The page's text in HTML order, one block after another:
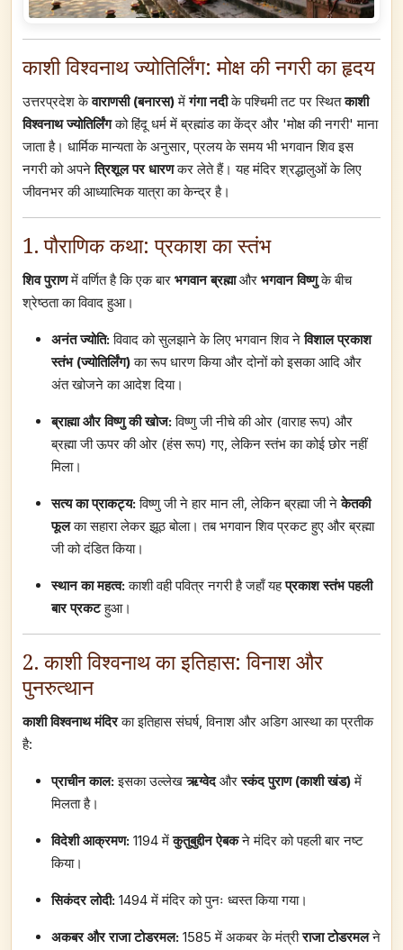
काशी विश्वनाथ ज्योतिर्लिंग: मोक्ष की नगरी का हृदय
उत्तरप्रदेश केवाराणसी (बनारस)मेंगंगा नदीके पश्चिमी तट पर स्थितकाशी
विश्वनाथ ज्योतिर्लिंगको हिंदू धर्म में ब्रह्मांड का केंद्र और 'मोक्ष की नगरी' माना
जाता है। धार्मिक मान्यता के अनुसार, प्रलय के समय भी भगवान शिव इस
नगरी को अपनेत्रिशूल पर धारणकर लेते हैं। यह मंदिर श्रद्धालुओं के लिए
जीवनभर की आध्यात्मिक यात्रा का केन्द्र है।
1. पौराणिक कथा: प्रकाश का स्तंभ
शिव पुराणमें वर्णित है कि एक बार भगवान ब्रह्माऔर भगवान विष्णुके बीच
श्रेष्ठता का विवाद हुआ।
अनंत ज्योति:विवाद को सुलझाने के लिए भगवान शिव नेविशाल प्रकाश
स्तंभ (ज्योतिर्लिंग)का रूप धारण किया और दोनों को इसका आदि और
अंत खोजने का आदेश दिया।
ब्राह्मा और विष्णु की खोज:विष्णु जी नीचे की ओर (वाराह रूप) और
ब्रह्मा जी ऊपर की ओर (हंस रूप) गए, लेकिन स्तंभ का कोई छोर नहीं
मिला।
सत्य का प्राकट्य:विष्णु जी ने हार मान ली, लेकिन ब्रह्मा जी नेकेतकी
फूलका सहारा लेकर झूठ बोला। तब भगवान शिव प्रकट हुए और ब्रह्मा
जी को दंडित किया।
स्थान का महत्व:काशी वही पवित्र नगरी है जहाँ यहप्रकाश स्तंभ पहली
बार प्रकटहुआ।
2. काशी विश्वनाथ का इतिहास: विनाश और
पुनरुत्थान
काशी विश्वनाथ मंदिरका इतिहास संघर्ष, विनाश और अडिग आस्था का प्रतीक
है:
प्राचीन काल:इसका उल्लेखऋग्वेदऔरस्कंद पुराण (काशी खंड)में
मिलता है।
विदेशी आक्रमण: 1194 मेंकुतुबुद्दीन ऐबकने मंदिर को पहली बार नष्ट
किया।
सिकंदर लोदी: 1494 में मंदिर को पुनः ध्वस्त किया गया।
अकबर और राजा टोडरमल: 1585 में अकबर के मंत्रीराजा टोडरमलने